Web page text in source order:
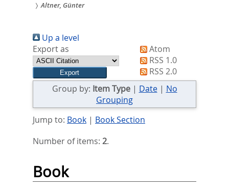
Sie
sind
hier:
Altner, Günter
Up a level
Export as
Atom
RSS 1.0
RSS 2.0
Group by: Item Type| Date| No
Grouping
Jump to: Book| Book Section
Number of items: 2.
Book